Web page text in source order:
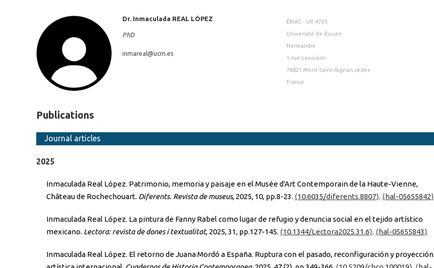
ERIAC - UR 4705
Université de Rouen
Normandie
1 rue Lavoisier
76821 Mont-Saint-Aignan cedex
France
Dr. Inmaculada REAL LÓPEZ
PhD
inmareal@ucm.es
Publications
Journal articles
2025
Inmaculada Real López. Patrimonio, memoria y paisaje en el Musée d'Art Contemporain de la Haute-Vienne,
Château de Rochechouart. Diferents. Revista de museus, 2025, 10, pp.8-23. ⟨10.6035/diferents.8807⟩. ⟨hal-05655842⟩
Inmaculada Real López. La pintura de Fanny Rabel como lugar de refugio y denuncia social en el tejido artístico
mexicano. Lectora: revista de dones i textualitat, 2025, 31, pp.127-145. ⟨10.1344/Lectora2025.31.6⟩. ⟨hal-05655843⟩
Inmaculada Real López. El retorno de Juana Mordó a España. Ruptura con el pasado, reconfiguración y proyección